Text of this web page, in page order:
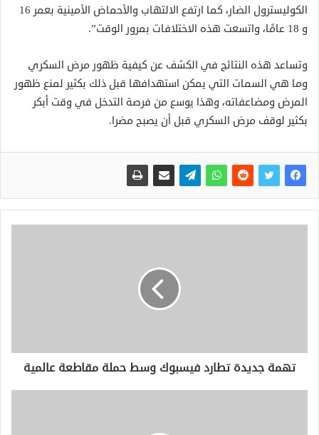
الكوليسترول الضار، كما ارتفع الالتهاب والأحماض الأمينية بعمر 16
و 18 عامًا، واتسعت هذه الاختلافات بمرور الوقت”.
وتساعد هذه النتائج في الكشف عن كيفية ظهور مرض السكري
وما هي السمات التي يمكن استهدافها قبل ذلك بكثير لمنع ظهور
المرض ومضاعفاته، وهذا يوسع من فرصة التدخل في وقت أبكر
بكثير لوقف مرض السكري قبل أن يصبح مضرا.
تهمة جديدة تطارد فيسبوك وسط حملة مقاطعة عالمية